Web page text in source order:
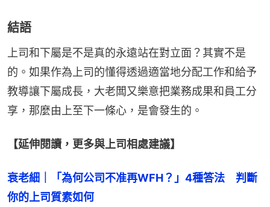
結語
上司和下屬是不是真的永遠站在對立面？其實不是
的。如果作為上司的懂得透過適當地分配工作和給予
教導讓下屬成長，大老闆又樂意把業務成果和員工分
享，那麼由上至下一條心，是會發生的。
【延伸閱讀，更多與上司相處建議】
衰老細｜「為何公司不准再WFH？」4種答法　判斷
你的上司質素如何